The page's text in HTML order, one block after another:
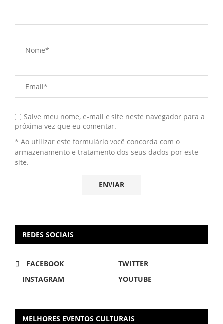
Salve meu nome, e-mail e site neste navegador para a
próxima vez que eu comentar.
* Ao utilizar este formulário você concorda com o
armazenamento e tratamento dos seus dados por este
site.
REDES SOCIAIS
FACEBOOK
TWITTER
INSTAGRAM
YOUTUBE
MELHORES EVENTOS CULTURAIS